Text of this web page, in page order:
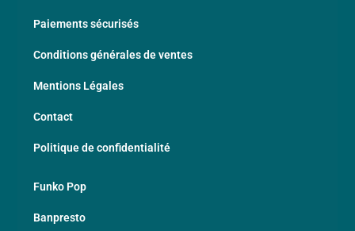
Paiements sécurisés
Conditions générales de ventes
Mentions Légales
Contact
Politique de confidentialité
Funko Pop
Banpresto